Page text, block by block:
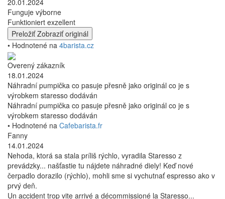
Vše zatím OK, doufám, že vydrží:)
Vše zatím OK, doufám, že vydrží:)
• Hodnotené na4barista.cz
Martin
19.09.2024
funguje přesvědčivě
funguje přesvědčivě
• Hodnotené na
Martin
11.07.2024
Vypadá podařeně.
Vypadá podařeně.
• Hodnotené na 4barista.de
Nina
20.01.2024
Funguje výborne
Funktioniert exzellent
Preložiť Zobraziť originál
• Hodnotené na